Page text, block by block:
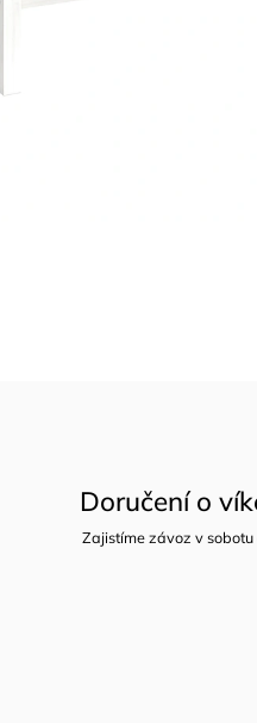
Doručení o
Zajistíme závoz v sobotu